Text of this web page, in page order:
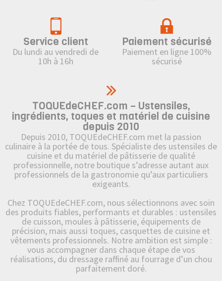
Service client
Du lundi au vendredi de
10h à 16h
Paiement sécurisé
Paiement en ligne 100%
sécurisé
TOQUEdeCHEF.com – Ustensiles,
ingrédients, toques et matériel de cuisine
depuis 2010
Depuis 2010, TOQUEdeCHEF.com met la passion
culinaire à la portée de tous. Spécialiste des ustensiles de
cuisine et du matériel de pâtisserie de qualité
professionnelle, notre boutique s’adresse autant aux
professionnels de la gastronomie qu’aux particuliers
exigeants.
Chez TOQUEdeCHEF.com, nous sélectionnons avec soin
des produits fiables, performants et durables : ustensiles
de cuisson, moules à pâtisserie, équipements de
précision, mais aussi toques, casquettes de cuisine et
vêtements professionnels. Notre ambition est simple :
vous accompagner dans chaque étape de vos
réalisations, du dressage raffiné au fourrage d’un chou
parfaitement doré.